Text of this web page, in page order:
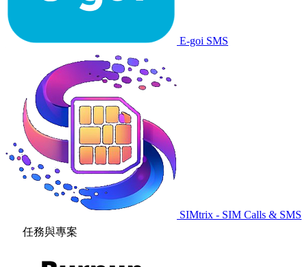
E-goi SMS
SIMtrix - SIM Calls & SMS
任務與專案